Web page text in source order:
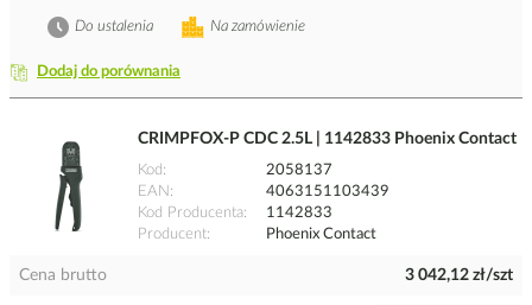
Dodaj do porównania
Na zamówienie
Do ustalenia
CRIMPFOX-P CDC 2.5L | 1142833 Phoenix Contact
Kod
2058137
EAN
4063151103439
Kod Producenta
1142833
Producent
Phoenix Contact
Cena brutto 3 042,12 zł/szt